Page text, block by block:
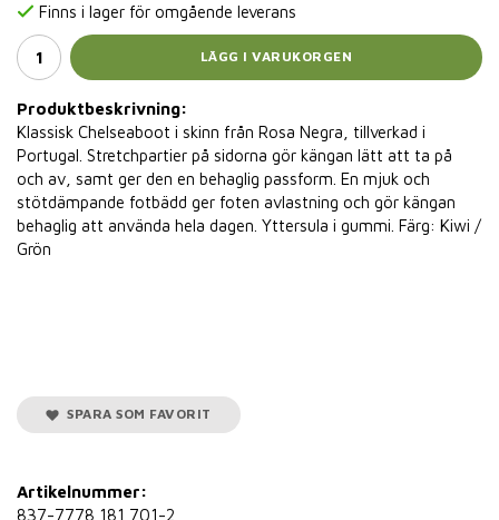
Finns i lager för omgående leverans
LÄGG I VARUKORGEN
Produktbeskrivning:
Klassisk Chelseaboot i skinn från Rosa Negra, tillverkad i
Portugal. Stretchpartier på sidorna gör kängan lätt att ta på
och av, samt ger den en behaglig passform. En mjuk och
stötdämpande fotbädd ger foten avlastning och gör kängan
behaglig att använda hela dagen. Yttersula i gummi. Färg: Kiwi /
Grön
SPARA SOM FAVORIT
Artikelnummer:
837-7778 181 701-2